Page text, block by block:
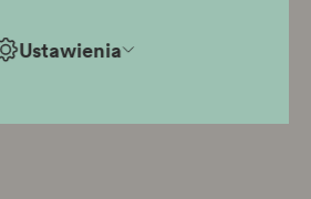
Ustawienia